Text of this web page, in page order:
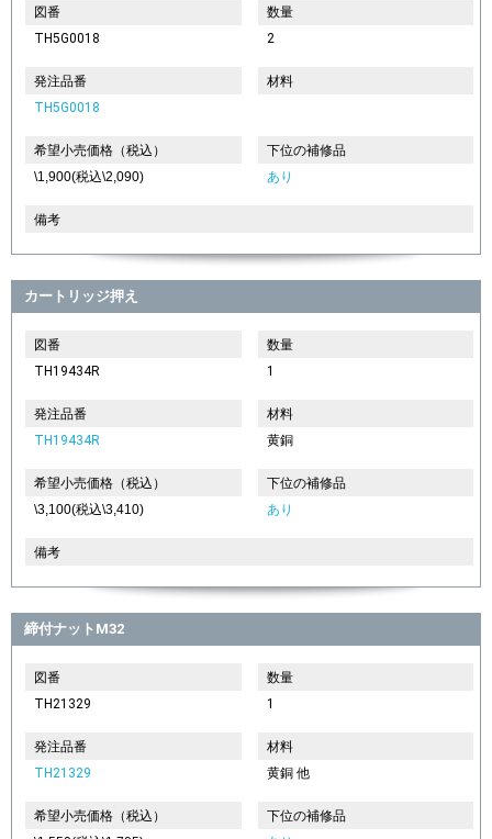
図番
TH5G0018
数量
2
発注品番
TH5G0018
材料
希望小売価格（税込）
\1,900(税込\2,090)
下位の補修品
あり
備考
カートリッジ押え
図番
TH19434R
数量
1
発注品番
TH19434R
材料
黄銅
希望小売価格（税込）
\3,100(税込\3,410)
下位の補修品
あり
備考
締付ナットM32
図番
TH21329
数量
1
発注品番
TH21329
材料
黄銅 他
希望小売価格（税込）
下位の補修品